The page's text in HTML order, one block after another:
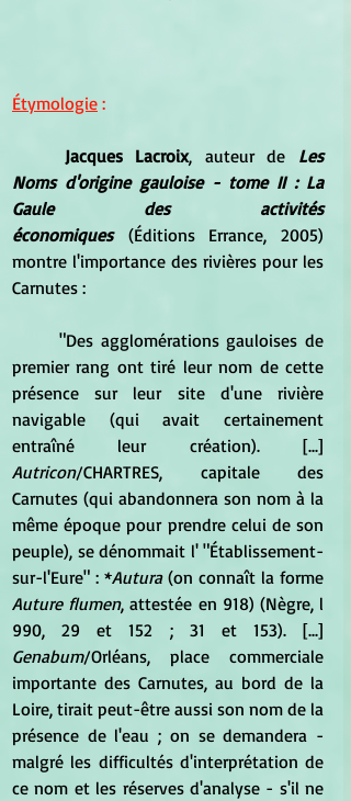
Étymologie :
Jacques Lacroix, auteur de Les
Noms d'origine gauloise - tome II : La
Gaule des activités
économiques (Éditions Errance, 2005)
montre l'importance des rivières pour les
Carnutes :
premier rang ont tiré leur nom de cette
présence sur leur site d'une rivière
navigable (qui avait certainement
Autricon/CHARTRES, capitale des
Carnutes (qui abandonnera son nom à la
même époque pour prendre celui de son
peuple), se dénommait l' "Établissement-
sur-l'Eure" : *Autura
Auture flumen, attestée en 918) (Nègre, l
Genabum/Orléans, place commerciale
importante des Carnutes, au bord de la
Loire, tirait peut-être aussi son nom de la
présence de l'eau ; on se demandera -
malgré les difficultés d'interprétation de
ce nom et les réserves d'analyse - s'il ne